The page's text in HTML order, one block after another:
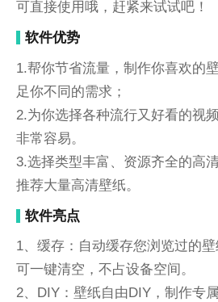
可直接使用哦，赶紧来试试吧！
软件优势
1.帮你节省流量，制作你喜欢的
足你不同的需求；
2.为你选择各种流行又好看的视
非常容易。
3.选择类型丰富、资源齐全的高
推荐大量高清壁纸。
软件亮点
1、缓存：自动缓存您浏览过的壁
可一键清空，不占设备空间。
2、DIY：壁纸自由DIY，制作专